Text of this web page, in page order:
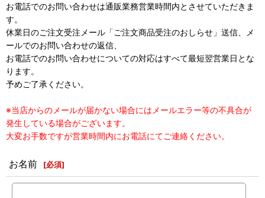
お電話でのお問い合わせは通販業務営業時間内とさせていただきま
す。
休業日のご注文受注メール「ご注文商品受注のおしらせ」送信、メ
ールでのお問い合わせの返信、
お電話でのお問い合わせについての対応はすべて最短翌営業日とな
ります。
予めご了承ください。
※当店からのメールが届かない場合にはメールエラー等の不具合が
発生している場合がございます。
大変お手数ですが営業時間内にお電話にてご連絡ください。
お名前 [必須]